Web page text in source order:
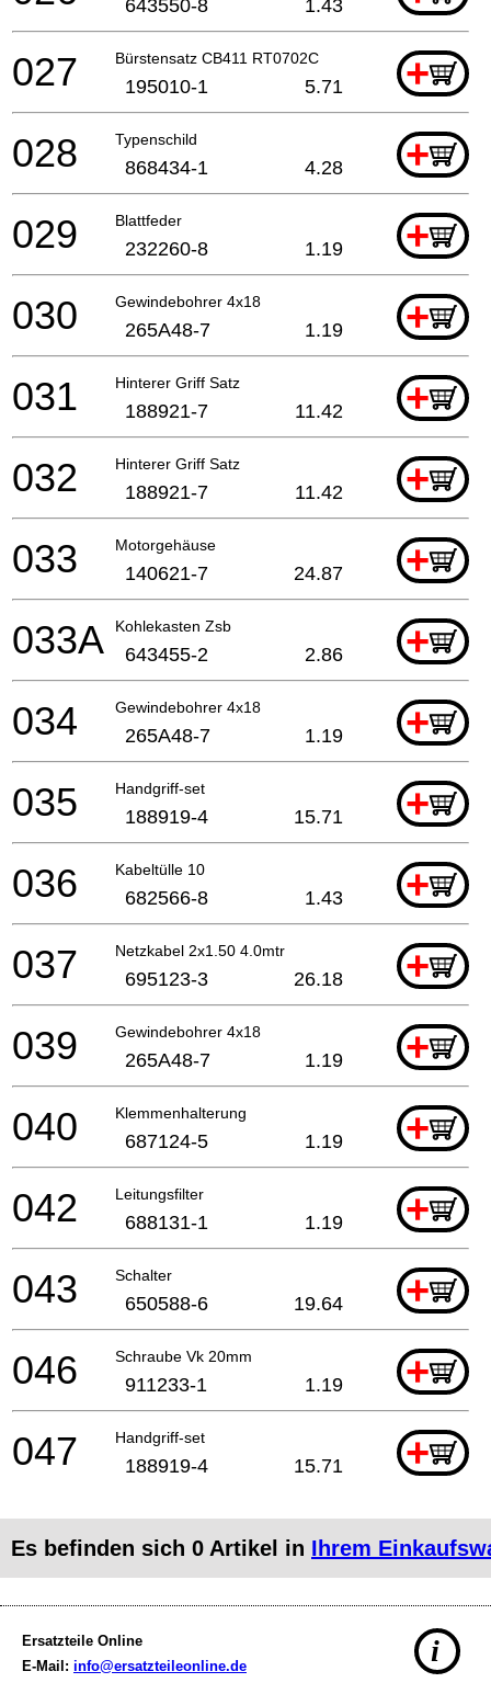
643550-8 1.43
Bürstensatz CB411 RT0702C +
027 195010-1 5.71
Typenschild +
028 868434-1 4.28
Blattfeder +
029 232260-8 1.19
Gewindebohrer 4x18 +
030 265A48-7 1.19
Hinterer Griff Satz +
031 188921-7 11.42
Hinterer Griff Satz +
032 188921-7 11.42
Motorgehäuse +
033 140621-7 24.87
Kohlekasten Zsb +
033A 643455-2 2.86
Gewindebohrer 4x18 +
034 265A48-7 1.19
Handgriff-set +
035 188919-4 15.71
Kabeltülle 10 +
036 682566-8 1.43
Netzkabel 2x1.50 4.0mtr +
037 695123-3 26.18
Gewindebohrer 4x18 +
039 265A48-7 1.19
Klemmenhalterung +
040 687124-5 1.19
Leitungsfilter +
042 688131-1 1.19
Schalter +
043 650588-6 19.64
Schraube Vk 20mm +
046 911233-1 1.19
Handgriff-set +
047 188919-4 15.71
Es befinden sich 0 Artikel in Ihrem
Ersatzteile Online
E-Mail: info@ersatzteileonline.de i